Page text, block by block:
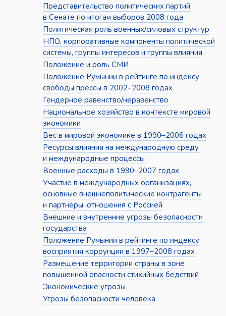
Представительство политических партий
в Сенате по итогам выборов 2008 года
Политическая роль военных/силовых структур
НПО, корпоративные компоненты политической
системы, группы интересов и группы влияния
Положение и роль СМИ
Положение Румынии в рейтинге по индексу
свободы прессы в 2002–2008 годах
Гендерное равенство/неравенство
Национальное хозяйство в контексте мировой
экономики
Вес в мировой экономике в 1990–2006 годах
Ресурсы влияния на международную среду
и международные процессы
Военные расходы в 1990–2007 годах
Участие в международных организациях,
основные внешнеполитические контрагенты
и партнёры, отношения с Россией
Внешние и внутренние угрозы безопасности
государства
Положение Румынии в рейтинге по индексу
восприятия коррупции в 1997–2008 годах
Размещение территории страны в зоне
повышенной опасности стихийных бедствий
Экономические угрозы
Угрозы безопасности человека